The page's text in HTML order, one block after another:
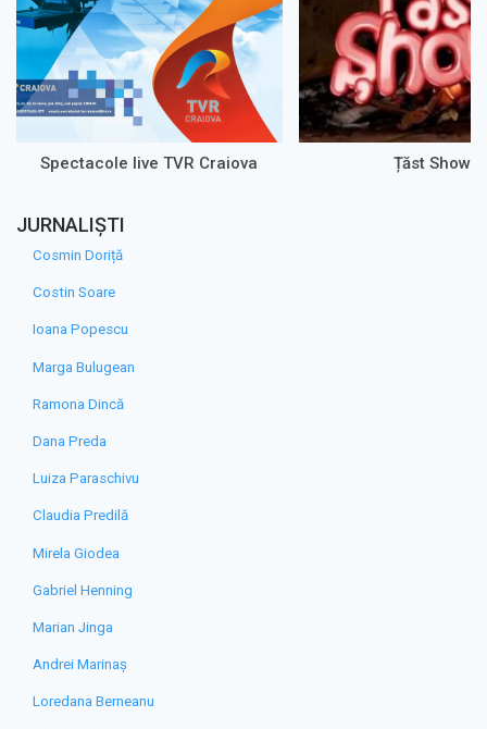
Spectacole live TVR Craiova Țăst Show
JURNALIȘTI
Cosmin Doriță
Costin Soare
Ioana Popescu
Marga Bulugean
Ramona Dincă
Dana Preda
Luiza Paraschivu
Claudia Predilă
Mirela Giodea
Gabriel Henning
Marian Jinga
Andrei Marinaș
Loredana Berneanu